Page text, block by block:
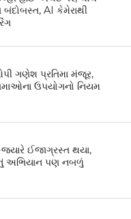
બંદોબસ્ત, AI કેમેરાથી
ગણેશ પ્રતિમા મંજૂર,
ઉપયોગનો નિયમ
ઈજાગ્રસ્ત થયા,
અભિયાન પણ નબળું